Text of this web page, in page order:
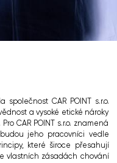
CAR POINT s.r.o.
a vysoké etické nároky
CAR POINT s.r.o. znamená
jeho pracovníci vedle
které široce přesahují
vlastních zásadách chování